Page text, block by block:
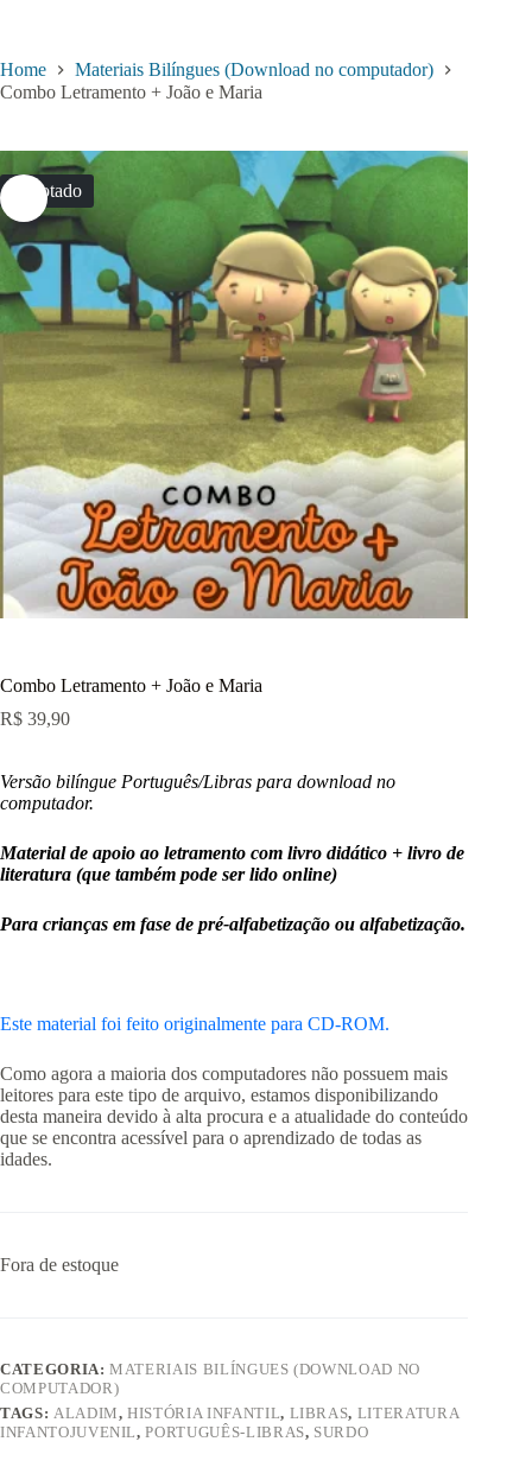
Home
Materiais Bilíngues (Download no computador)
Combo Letramento + João e Maria
Esgotado
Combo Letramento + João e Maria
R$ 39,90
Versão bilíngue Português/Libras para download no
computador.
Material de apoio ao letramento com livro didático + livro de
literatura (que também pode ser lido online)
Para crianças em fase de pré-alfabetização ou alfabetização.
Este material foi feito originalmente para CD-ROM.
Como agora a maioria dos computadores não possuem mais
leitores para este tipo de arquivo, estamos disponibilizando
desta maneira devido à alta procura e a atualidade do conteúdo
que se encontra acessível para o aprendizado de todas as
idades.
Fora de estoque
CATEGORIA:MATERIAIS BILÍNGUES (DOWNLOAD NO
COMPUTADOR)
TAGS: ALADIM,HISTÓRIA INFANTIL, LIBRAS, LITERATURA
INFANTOJUVENIL,PORTUGUÊS-LIBRAS, SURDO